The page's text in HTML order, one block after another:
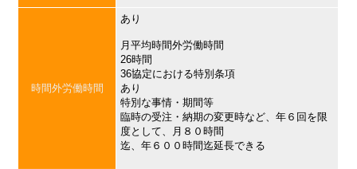
時間外労働時間
あり
月平均時間外労働時間
26時間
36協定における特別条項
あり
特別な事情・期間等
臨時の受注・納期の変更時など、年６回を限
度として、月８０時間
迄、年６００時間迄延長できる